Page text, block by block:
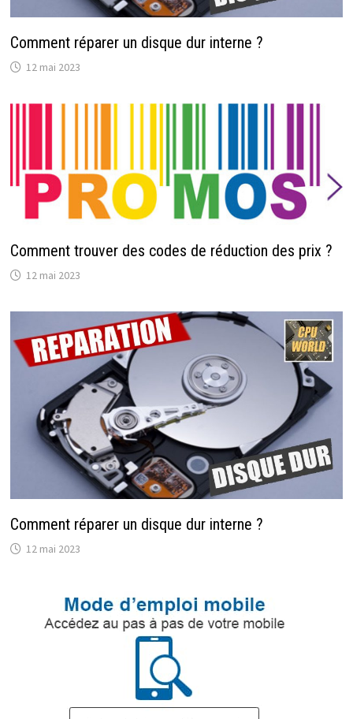
Comment réparer un disque dur interne ?
12 mai 2023
Comment trouver des codes de réduction des prix ?
12 mai 2023
Comment réparer un disque dur interne ?
12 mai 2023